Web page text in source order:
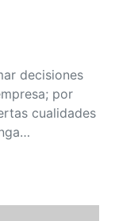
decisiones
por
cualidades